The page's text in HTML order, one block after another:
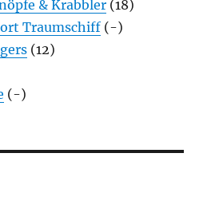
& Krabbler (18)
Traumschiff (-)
(12)
(-)